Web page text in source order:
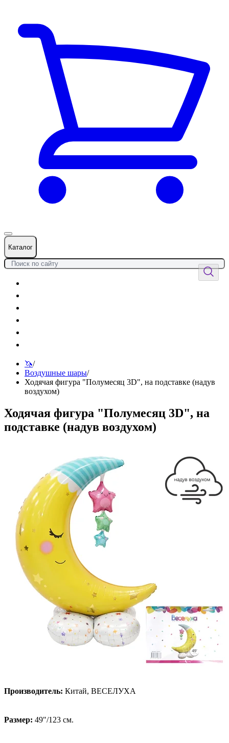
Каталог
🦄/
Воздушные шары/
Ходячая фигура "Полумесяц 3D", на подставке (надув
воздухом)
Ходячая фигура "Полумесяц 3D", на
подставке (надув воздухом)
Производитель: Китай, ВЕСЕЛУХА
Размер: 49"/123 см.